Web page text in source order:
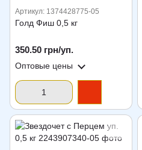
Артикул: 1374428775-05
Голд Фиш 0,5 кг
350.50 грн/уп.
Оптовые цены